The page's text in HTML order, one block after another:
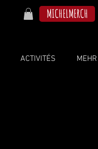
MICHELMERCH
ACTIVITÉS MEHR